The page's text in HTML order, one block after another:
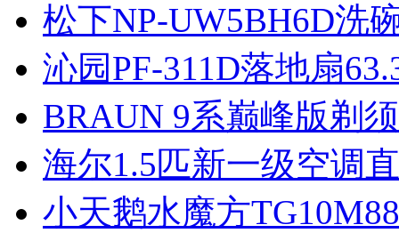
松下NP-UW5BH6D洗
沁园PF-311D落地扇
BRAUN 9系巅峰版剃
海尔1.5匹新一级空调
小天鹅水魔方